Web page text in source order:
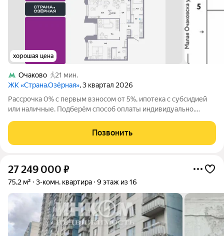
хорошая цена
Очаково
21 мин.
ЖК «Страна.Озёрная», 3 квартал 2026
Рассрочка 0% с первым взносом от 5%, ипотека с субсидией
или наличные. Подберём способ оплаты индивидуально.
Продается 3комнатная квартира на 28 этаже от застройщика
Страна Девелопмент.
Позвонить
27 249 000 ₽
75,2 м² 3-комн. квартира 9 этаж из 16